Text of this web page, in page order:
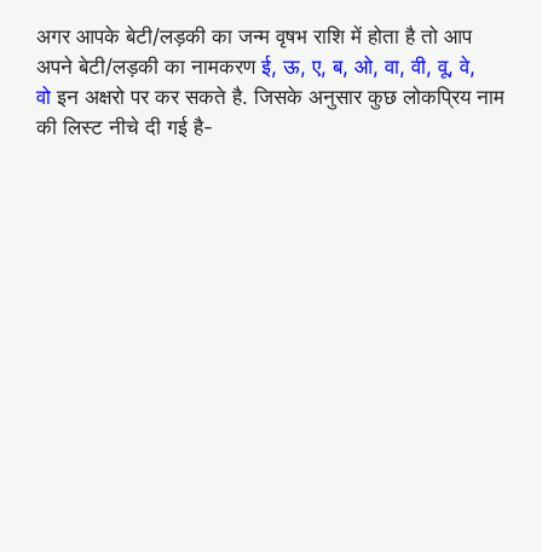
अगर आपके बेटी/लड़की का जन्म वृषभ राशि में होता है तो आप
अपने बेटी/लड़की का नामकरणई, ऊ, ए, ब, ओ, वा, वी, वू, वे,
वो इन अक्षरो पर कर सकते है. जिसके अनुसार कुछ लोकप्रिय नाम
की लिस्ट नीचे दी गई है-